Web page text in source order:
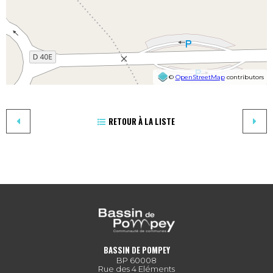
© OpenStreetMapcontributors
RETOUR À LA LISTE
BASSIN DE POMPEY
BP 60008
Rue des 4 Eléments